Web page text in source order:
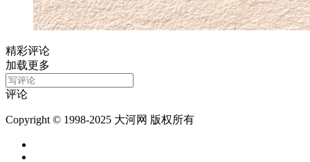
精彩评论
加载更多
评论
Copyright © 1998-2025 大河网 版权所有